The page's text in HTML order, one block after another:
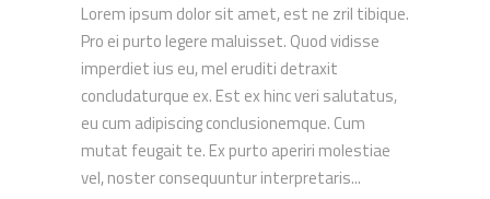
Lorem ipsum dolor sit amet, est ne zril tibique.
Pro ei purto legere maluisset. Quod vidisse
imperdiet ius eu, mel eruditi detraxit
concludaturque ex. Est ex hinc veri salutatus,
eu cum adipiscing conclusionemque. Cum
mutat feugait te. Ex purto aperiri molestiae
vel, noster consequuntur interpretaris...